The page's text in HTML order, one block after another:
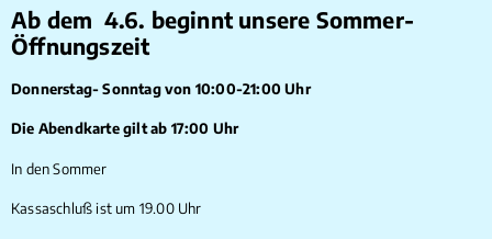
Ab dem 4.6. beginnt unsere Sommer-
Öffnungszeit
Donnerstag- Sonntag von 10:00-21:00 Uhr
Die Abendkarte gilt ab 17:00 Uhr
In den Sommer
Kassaschluß ist um 19.00 Uhr